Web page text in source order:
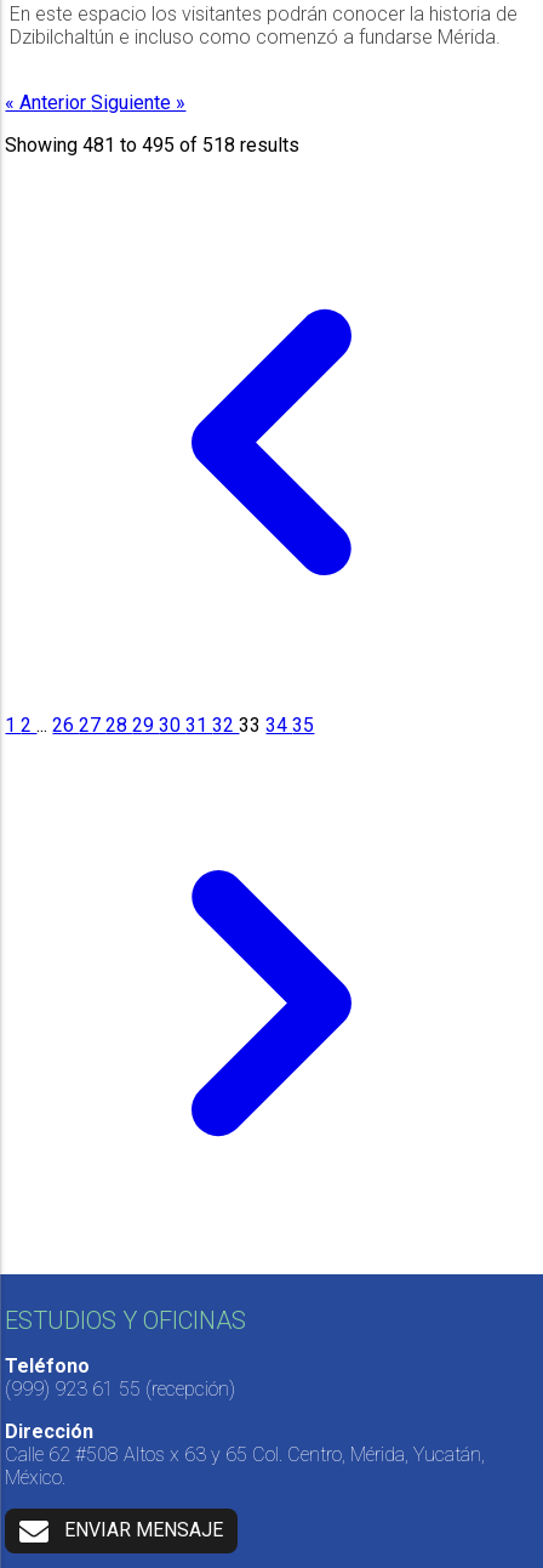
En este espacio los visitantes podrán conocer la historia de
Dzibilchaltún e incluso como comenzó a fundarse Mérida.
« AnteriorSiguiente »
Showing481 to495 of 518 results
12... 2627282930313233 3435
ESTUDIOS Y OFICINAS
Teléfono
(999) 923 61 55 (recepción)
Dirección
Calle 62 #508 Altos x 63 y 65 Col. Centro, Mérida, Yucatán,
México.
ENVIAR MENSAJE